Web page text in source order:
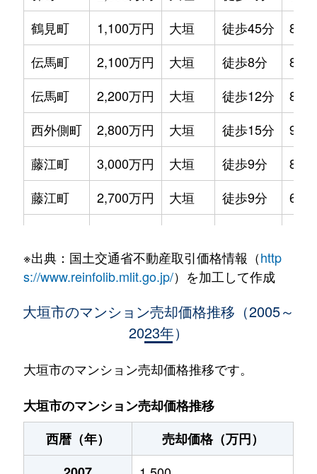
鶴見町
1,100万円 大垣 徒歩45分
伝馬町
2,100万円 大垣 徒歩8分
伝馬町
2,200万円 大垣 徒歩12分
西外側町
2,800万円 大垣 徒歩15分
藤江町
3,000万円 大垣 徒歩9分
藤江町
2,700万円 大垣 徒歩9分
見取町
1,700万円 大垣 徒歩4分
1,000万円 大垣
※出典：国土交通省不動産取引価格情報（http
s://www.reinfolib.mlit.go.jp/）を加工して作成
大垣市のマンション売却価格推移（2005～
2023年）
大垣市のマンション売却価格推移です。
大垣市のマンション売却価格推移
西暦（年）
売却価格（万円）